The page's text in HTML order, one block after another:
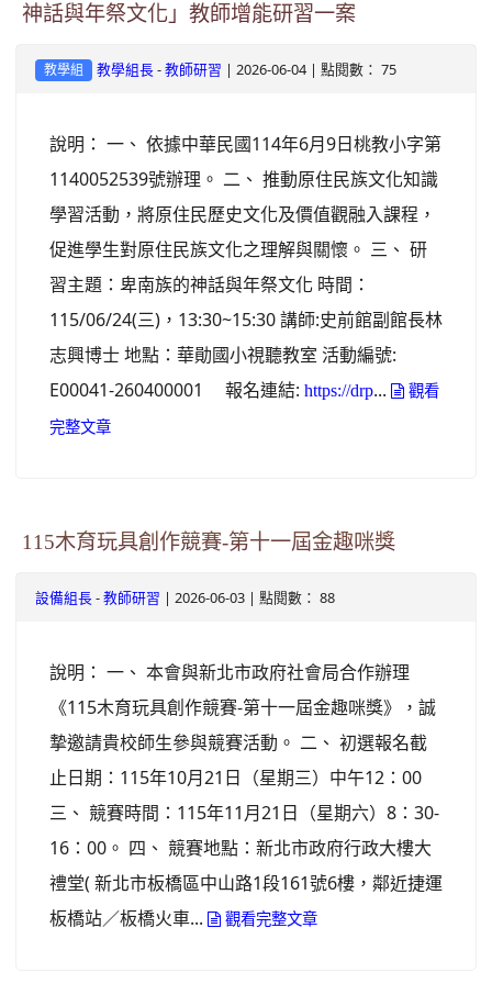
神話與年祭文化」教師增能研習一案
教學組 教學組長- 教師研習 | 2026-06-04 | 點閱數： 75
說明： 一、 依據中華民國114年6月9日桃教小字第
1140052539號辦理。 二、 推動原住民族文化知識
學習活動，將原住民歷史文化及價值觀融入課程，
促進學生對原住民族文化之理解與關懷。 三、 研
習主題：卑南族的神話與年祭文化 時間：
115/06/24(三)，13:30~15:30 講師:史前館副館長林
志興博士 地點：華勛國小視聽教室 活動編號:
E00041-260400001 報名連結: https://drp... 觀看
完整文章
115木育玩具創作競賽-第十一屆金趣咪獎
設備組長 - 教師研習 | 2026-06-03 | 點閱數： 88
說明： 一、 本會與新北市政府社會局合作辦理
《115木育玩具創作競賽-第十一屆金趣咪獎》，誠
摯邀請貴校師生參與競賽活動。 二、 初選報名截
止日期：115年10月21日（星期三）中午12：00
三、 競賽時間：115年11月21日（星期六）8：30-
16：00。 四、 競賽地點：新北市政府行政大樓大
禮堂( 新北市板橋區中山路1段161號6樓，鄰近捷運
板橋站／板橋火車...
觀看完整文章